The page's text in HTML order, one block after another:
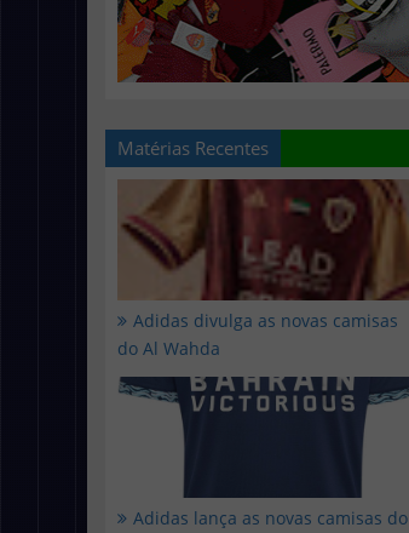
Matérias Recentes
Adidas divulga as novas camisas
do Al Wahda
Adidas lança as novas camisas do